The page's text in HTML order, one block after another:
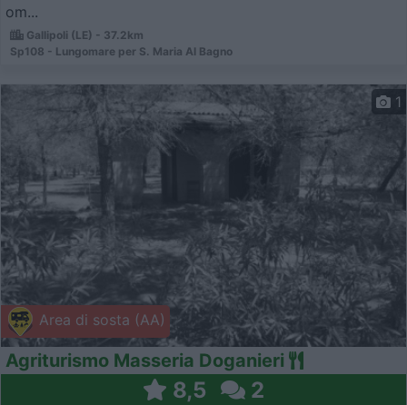
om...
Gallipoli (LE) - 37.2km
Sp108 - Lungomare per S. Maria Al Bagno
Area di sosta (AA)
1
Agriturismo Masseria Doganieri
8,5 2